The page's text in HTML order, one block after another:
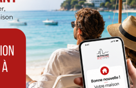
de vendre leur bien,
plus courts et plus sombres,
leCertificat d’ensoleillement et
de calculer la durée moyenne de
dans le bien, sur l’année et
peut donc expliquer à
lors de sa visite il faisait plutôt